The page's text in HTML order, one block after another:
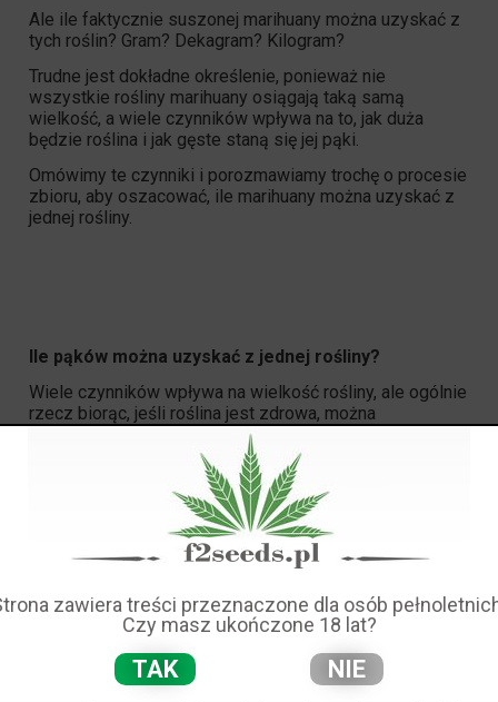
Ale ile faktycznie suszonej marihuany można uzyskać z
tych roślin? Gram? Dekagram? Kilogram?
Trudne jest dokładne określenie, ponieważ nie
wszystkie rośliny marihuany osiągają taką samą
wielkość, a wiele czynników wpływa na to, jak duża
będzie roślina i jak gęste staną się jej pąki.
Omówimy te czynniki i porozmawiamy trochę o procesie
zbioru, aby oszacować, ile marihuany można uzyskać z
jednej rośliny.
Ile pąków można uzyskać z jednej rośliny?
Wiele czynników wpływa na wielkość rośliny, ale ogólnie
rzecz biorąc, jeśli roślina jest zdrowa, można
spodziewać się następujących plonów z jednej rośliny:
Roślina uprawiana na outdoor
Roślina uprawiana w indoor: około 112 gramów.
Warto pamiętać, że są to tylko szacunkowe wartości
roślin fotoperiodycznych. Rośliny uprawiane na zewnątrz
zwykle osiągają większe rozmiary, ponieważ nie są
ograniczone przestrzenią, więc plony mogą być nawet
większe niż 500g
W przypadku uprawy indoor, przestrzeń może być
ograniczająca - roślina nie może osiągnąć tak dużych
zawiera treści przeznaczone dla osób
Czy masz ukończone 18 lat?
TAK NIE